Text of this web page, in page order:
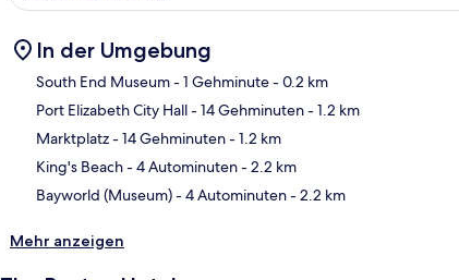
In der Umgebung
South End Museum- 1 Gehminute- 0.2 km
Port Elizabeth City Hall- 14 Gehminuten- 1.2 km
Marktplatz- 14 Gehminuten- 1.2 km
King's Beach- 4 Autominuten- 2.2 km
Bayworld (Museum)- 4 Autominuten- 2.2 km
Mehr anzeigen